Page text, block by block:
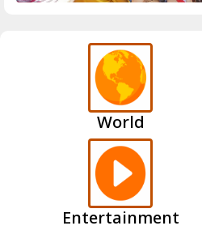
World
Entertainment